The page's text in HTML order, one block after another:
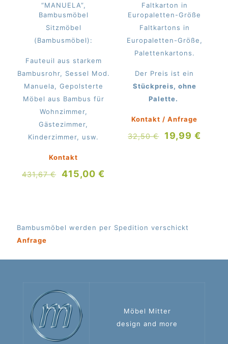
“MANUELA”,
Bambusmöbel
Sitzmöbel
(Bambusmöbel):
Fauteuil aus starkem
Bambusrohr, Sessel Mod.
Manuela, Gepolsterte
Möbel aus Bambus für
Wohnzimmer,
Gästezimmer,
Kinderzimmer, usw.
Kontakt
431,67€
Ursprünglicher
415,00€
Faltkarton in
Europaletten-Größe
Faltkartons in
Europaletten-Größe,
Palettenkartons.
Der Preis ist ein
Stückpreis, ohne
Palette.
Kontakt / Anfrage
32,50€ 19,99€
Bambusmöbel werden per Spedition verschickt
Anfrage
Möbel Mitter
design and more